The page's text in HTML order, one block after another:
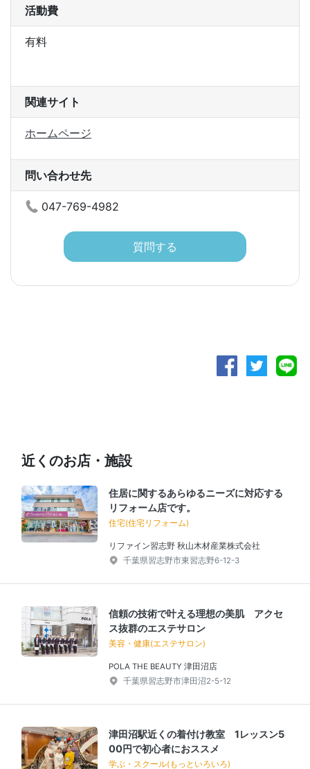
活動費
有料
関連サイト
ホームページ
問い合わせ先
047-769-4982
質問する
近くのお店・施設
住居に関するあらゆるニーズに対応する
リフォーム店です。
住宅(住宅リフォーム)
リファイン習志野 秋山木材産業株式会社
千葉県習志野市東習志野6-12-3
信頼の技術で叶える理想の美肌 アクセ
ス抜群のエステサロン
美容・健康(エステサロン)
POLA THE BEAUTY 津田沼店
千葉県習志野市津田沼2-5-12
津田沼駅近くの着付け教室 1レッスン5
00円で初心者におススメ
学ぶ・スクール(もっといろいろ)